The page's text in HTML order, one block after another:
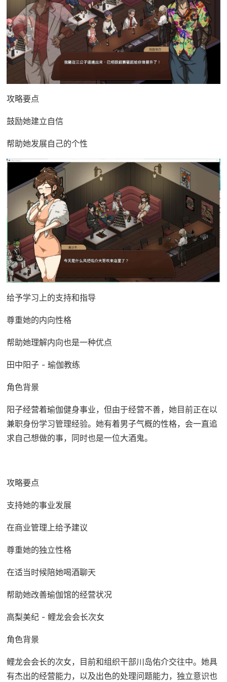
攻略要点
鼓励她建立自信
帮助她发展自己的个性
给予学习上的支持和指导
尊重她的内向性格
帮助她理解内向也是一种优点
田中阳子 - 瑜伽教练
角色背景
阳子经营着瑜伽健身事业，但由于经营不善，她目前正在以
兼职身份学习管理经验。她有着男子气概的性格，会一直追
求自己想做的事，同时也是一位大酒鬼。
攻略要点
支持她的事业发展
在商业管理上给予建议
尊重她的独立性格
在适当时候陪她喝酒聊天
帮助她改善瑜伽馆的经营状况
高梨美纪 - 鲤龙会会长次女
角色背景
鲤龙会会长的次女，目前和组织干部川岛佑介交往中。她具
有杰出的经营能力，以及出色的处理问题能力，独立意识也